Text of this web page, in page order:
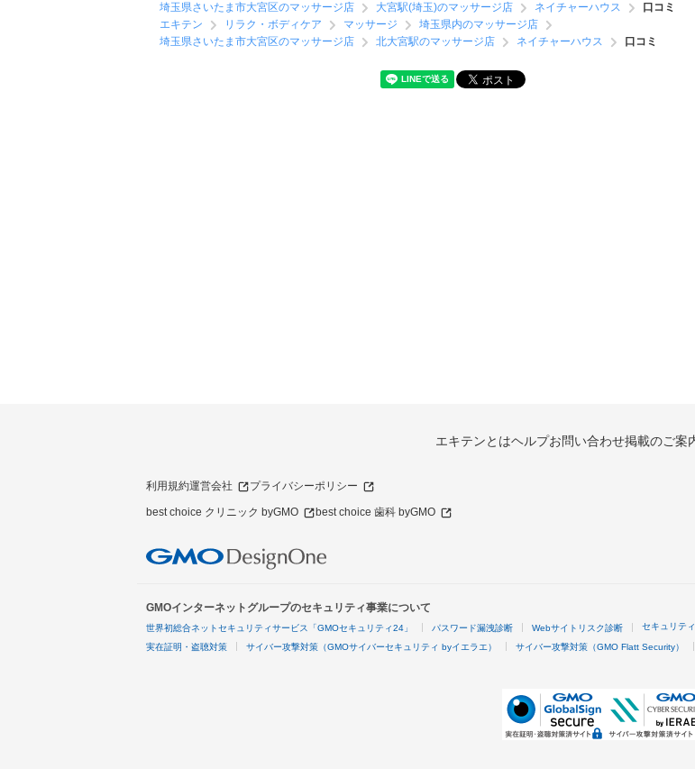
埼玉県さいたま市大宮区のマッサージ店
大宮駅(埼玉)のマッサージ店 ネイチャーハウス
口コミ
エキテン
リラク・ボディケア マッサージ
埼玉県内のマッサージ店
埼玉県さいたま市大宮区のマッサージ店
北大宮駅のマッサージ店 ネイチャーハウス 口コミ
エキテンとはヘルプお問い合わせ掲載のご案
利用規約運営会社 プライバシーポリシー
best choice クリニック byGMO best choice 歯科 byGMO
GMOインターネットグループのセキュリティ事業について
世界初総合ネットセキュリティサービス「GMOセキュリティ24」 パスワード漏洩診断 Webサイトリスク診断 セキュリテ
実在証明・盗聴対策 サイバー攻撃対策（GMOサイバーセキュリティ byイエラエ） サイバー攻撃対策（GMO Flatt Security）